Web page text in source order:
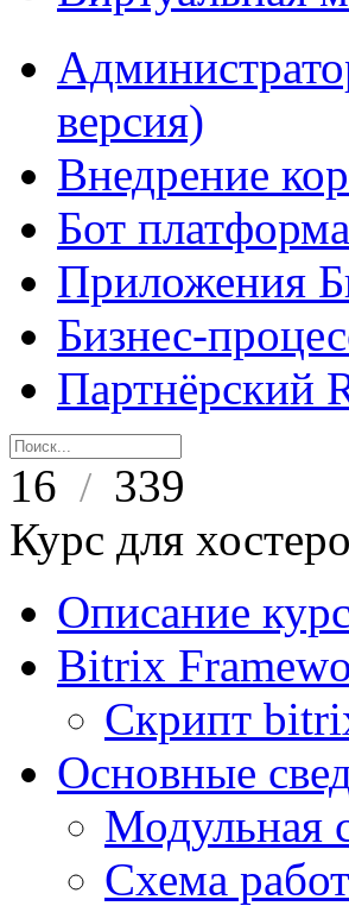
версия)
Внедрение
Бот
Приложения
Бизнес-
Партнёрский
16 / 339
Курс для
Описание
Bitrix
Скрипт
Основные
Модульная
Схема